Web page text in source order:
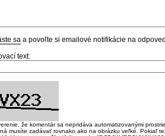
sa a povoľte si emailové notifikácie na
text:
že komentár sa nepridáva automatizovanými
musíte zadávať rovnako ako na obrázku veľké. Pokiaľ